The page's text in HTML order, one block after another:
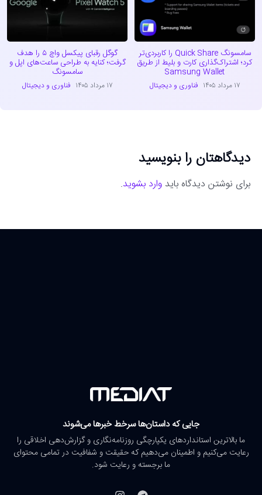
سامسونگ Quick Share را کاربردی‌تر
کرد؛ اشتراک‌گذاری کارت و بلیط از طریق
Samsung Wallet
۱۷ مرداد ۱۴۰۵ فناوری و دیجیتال
گوگل رقبای پیکسل واچ ۵ را هدف
گرفت؛ کنایه به طراحی ساعت‌های اپل و
سامسونگ
۱۷ مرداد ۱۴۰۵ فناوری و دیجیتال
دیدگاهتان را بنویسید
برای نوشتن دیدگاه باید وارد بشوید.
جایی که داستان‌ها سرخط خبرها می‌شوند
ما بالاترین استانداردهای یکپارچگی روزنامه‌نگاری و گزارش‌دهی اخلاقی را
رعایت می‌کنیم و اطمینان می‌دهیم که حقیقت و شفافیت در تمامی محتوای
ما برجسته و رعایت شود.